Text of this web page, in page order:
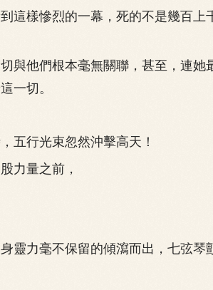
樣慘烈的一幕，死的不是幾百上
他們根本毫無關聯，甚至，連她
一切。
行光束忽然沖擊高天！
力量之前，
力毫不保留的傾瀉而出，七弦琴